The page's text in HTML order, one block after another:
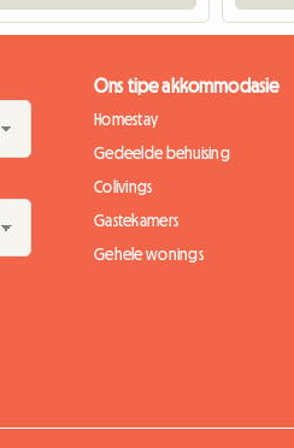
Ons tipe akkommodasie
Homestay
Gedeelde behuising
Colivings
Gastekamers
Gehele wonings